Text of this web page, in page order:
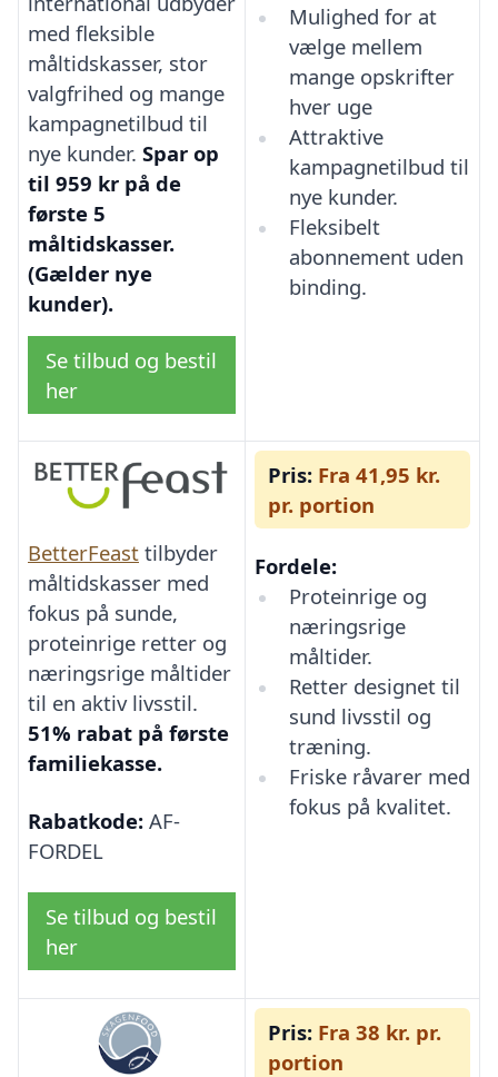
med fleksible
måltidskasser, stor
valgfrihed og mange
kampagnetilbud til
nye kunder. Spar op
til 959 kr på de
første 5
måltidskasser.
(Gælder nye
kunder).
Se tilbud og bestil
her
Mulighed for at
vælge mellem
mange opskrifter
hver uge
Attraktive
kampagnetilbud til
nye kunder.
Fleksibelt
abonnement uden
binding.
BetterFeast tilbyder
måltidskasser med
fokus på sunde,
proteinrige retter og
næringsrige måltider
til en aktiv livsstil.
51% rabat på første
familiekasse.
Rabatkode: AF-
FORDEL
Se tilbud og bestil
her
Pris: Fra 41,95 kr.
pr. portion
Fordele:
Proteinrige og
næringsrige
måltider.
Retter designet til
sund livsstil og
træning.
Friske råvarer med
fokus på kvalitet.
Pris: Fra 38 kr. pr.
portion